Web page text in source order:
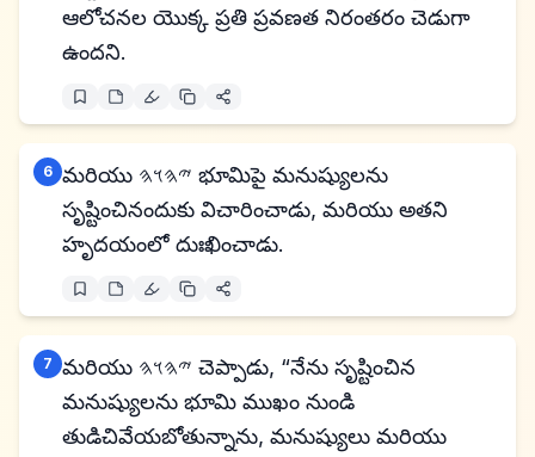
ఆలోచనల యొక్క ప్రతి ప్రవణత నిరంతరం చెడుగా
ఉందని.
6 మరియు 𐤉𐤄𐤅𐤄 భూమిపై మనుష్యులను
సృష్టించినందుకు విచారించాడు, మరియు అతని
హృదయంలో దుఃఖించాడు.
7 మరియు 𐤉𐤄𐤅𐤄 చెప్పాడు, “నేను సృష్టించిన
మనుష్యులను భూమి ముఖం నుండి
తుడిచివేయబోతున్నాను, మనుష్యులు మరియు